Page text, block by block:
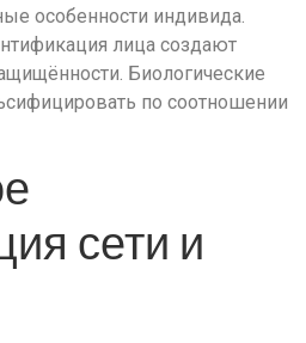
особенности индивида.
лица создают
Биологические
по соотношении
сети и